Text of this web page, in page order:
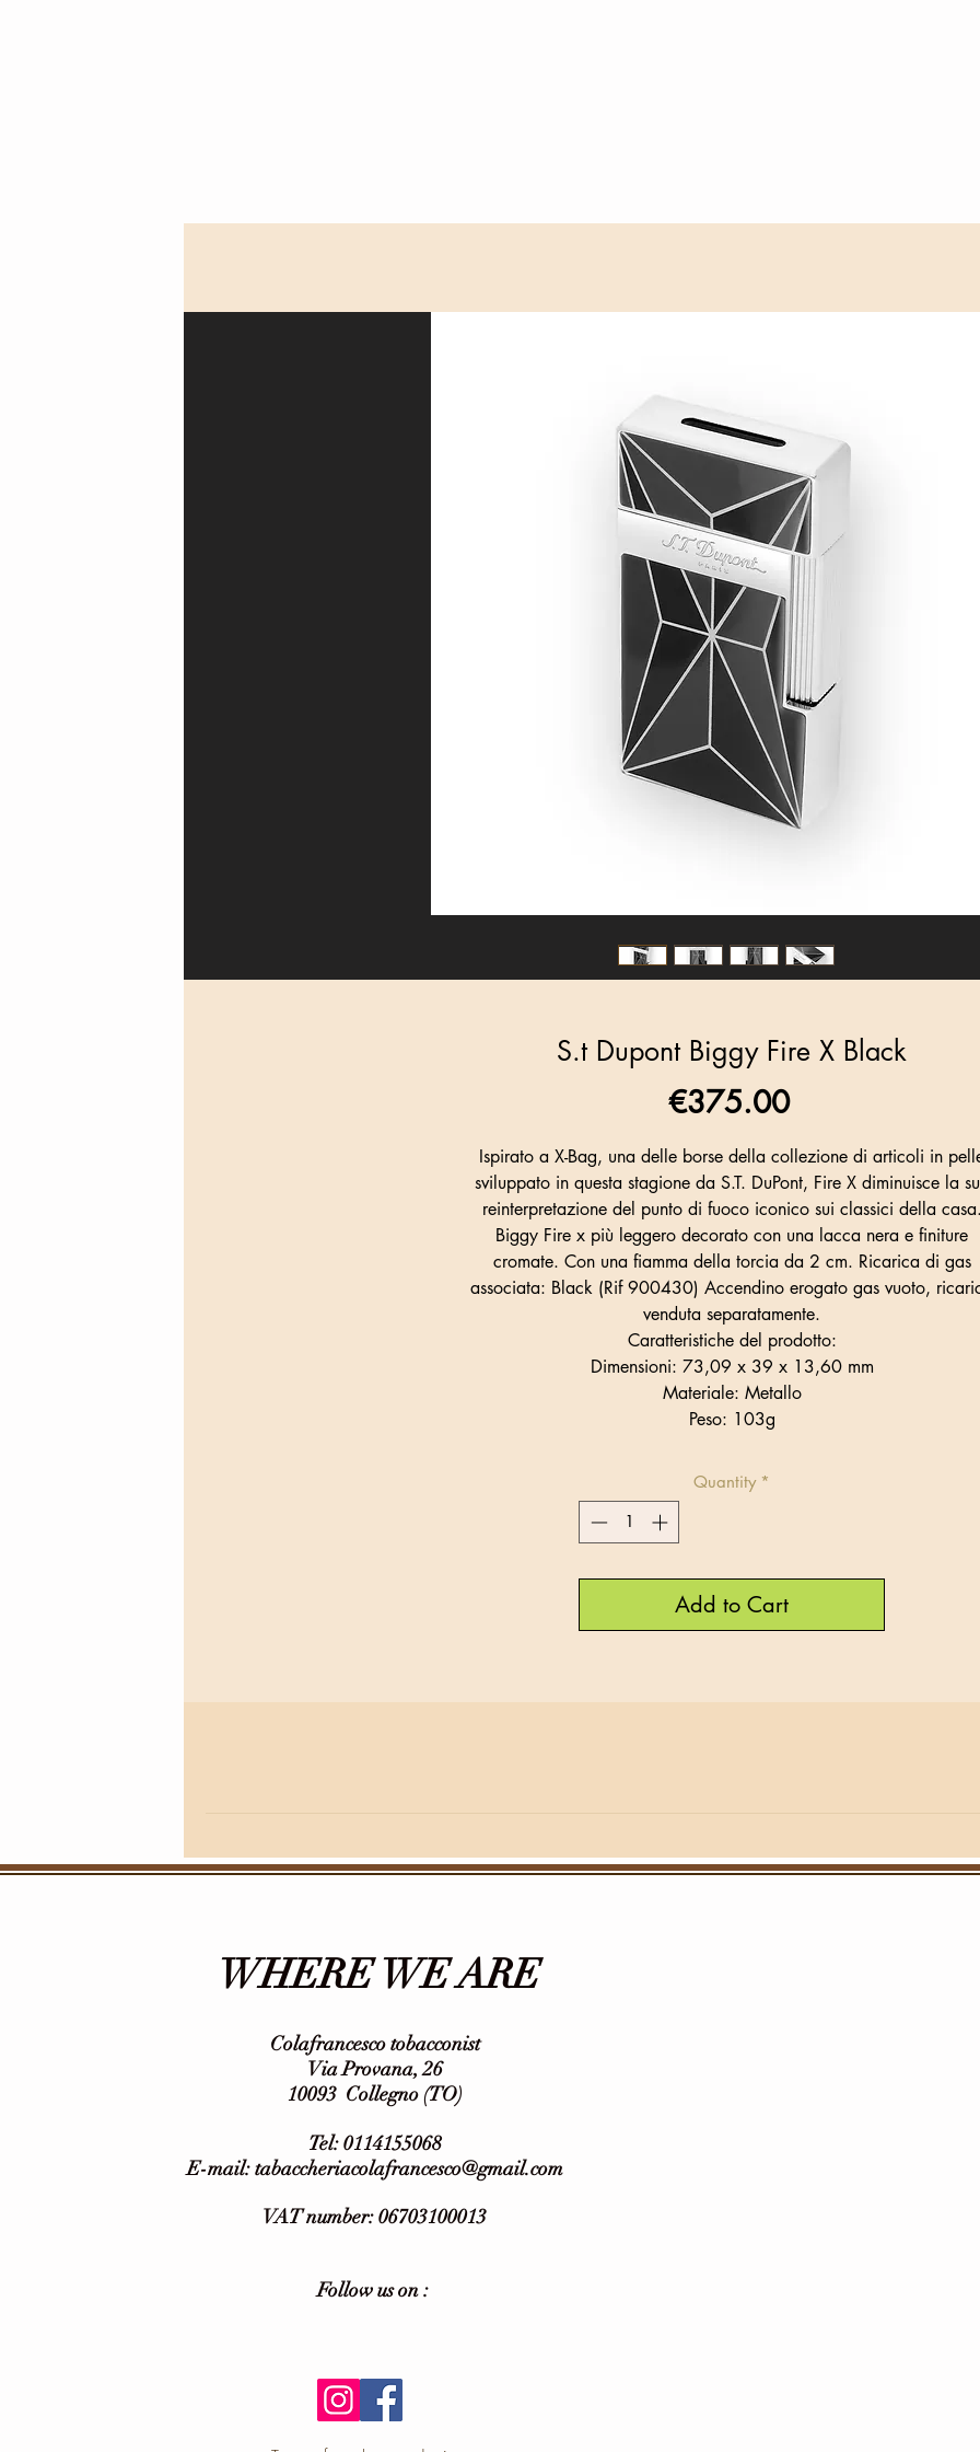
S.t Dupont Biggy Fire X Black
€375.00Price
Ispirato a X-Bag, una delle borse della collezione di articoli in
sviluppato in questa stagione da S.T. DuPont, Fire X diminuisce la
reinterpretazione del punto di fuoco iconico sui classici della casa.
Biggy Fire x più leggero decorato con una lacca nera e finiture
cromate. Con una fiamma della torcia da 2 cm. Ricarica di gas
associata: Black (Rif 900430) Accendino erogato gas vuoto,
venduta separatamente.
Caratteristiche del prodotto:
Dimensioni: 73,09 x 39 x 13,60 mm
Materiale: Metallo
Peso: 103g
Quantity *
Add to Cart
WHERE WE ARE
Colafrancesco tobacconist
Via Provana, 26
10093 Collegno (TO)
Tel: 0114155068
E-mail:tabaccheriacolafrancesco@gmail.com
VAT number: 06703100013
Follow us on :